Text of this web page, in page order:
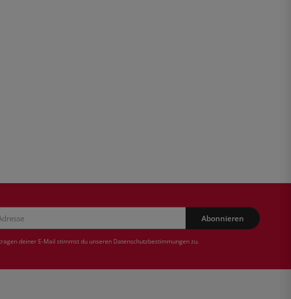
Abonnieren
deiner E-Mail stimmst du unseren Datenschutzbestimmungenzu.